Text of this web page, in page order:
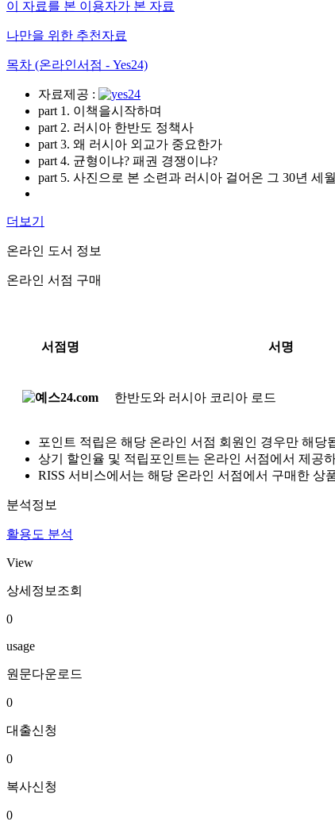
이 자료를 본 이용자가 본 자료
나만을 위한 추천자료
목차 (온라인서점 - Yes24)
자료제공 :
part 1. 이책을시작하며
part 2. 러시아 한반도 정책사
part 3. 왜 러시아 외교가 중요한가
part 4. 균형이냐? 패권 경쟁이냐?
part 5. 사진으로 본 소련과 러시아 걸어온 그 30년 세월
더보기
온라인 도서 정보
온라인 서점 구매
서점명 서명
한반도와 러시아 코리아 로드
포인트 적립은 해당 온라인 서점 회원인 경우만 해당
상기 할인율 및 적립포인트는 온라인 서점에서 제공
RISS 서비스에서는 해당 온라인 서점에서 구매한
분석정보
활용도 분석
View
상세정보조회
0
usage
원문다운로드
0
대출신청
0
복사신청
0